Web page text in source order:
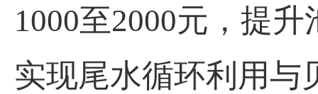
1000至2000元，提
实现尾水循环利用与